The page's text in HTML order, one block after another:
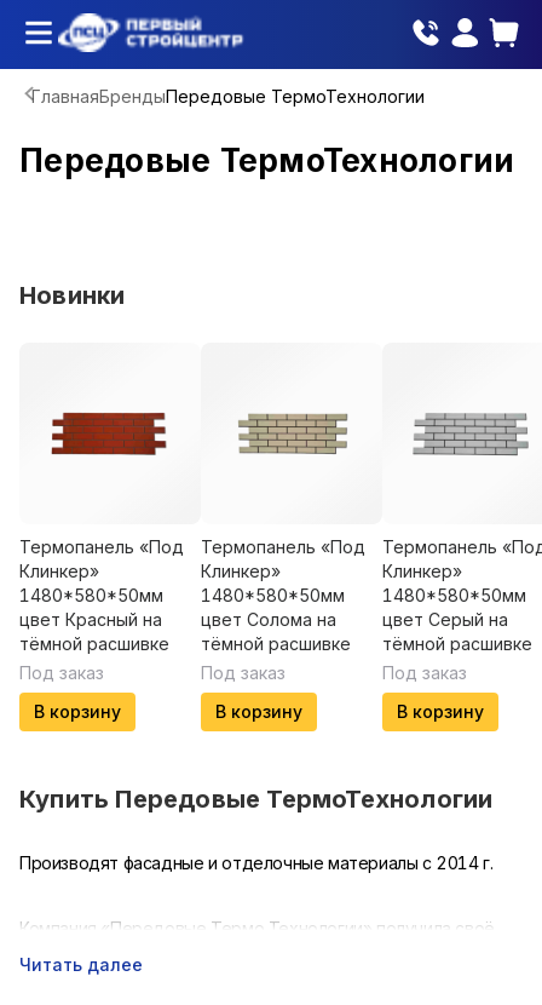
ГлавнаяБрендыПередовые ТермоТехнологии
Передовые ТермоТехнологии
Новинки
Термопанель «Под
Клинкер»
1480*580*50мм
цвет Красный на
тёмной расшивке
Под заказ
В корзину
Термопанель «Под
Клинкер»
1480*580*50мм
цвет Солома на
тёмной расшивке
Под заказ
В корзину
Термопанель
Клинкер»
1480*580*50мм
цвет Серый на
тёмной расшивке
Под заказ
В корзину
Купить Передовые ТермоТехнологии
Производят фасадные и отделочные материалы с 2014 г.
Компания «Передовые Термо Технологии» получила своё
название, исходя из новейших разработок в области
Читать далее